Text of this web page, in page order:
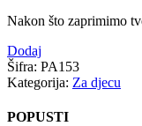
Nakon što zaprimimo
Dodaj
Šifra: PA153
Kategorija: Za djecu
POPUSTI